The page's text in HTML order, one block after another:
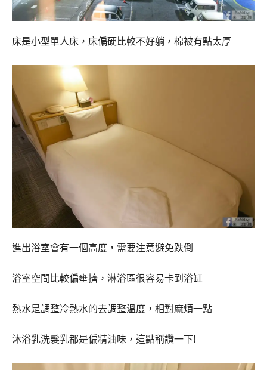
床是小型單人床，床偏硬比較不好躺，棉被有點太厚
進出浴室會有一個高度，需要注意避免跌倒
浴室空間比較偏壅擠，淋浴區很容易卡到浴缸
熱水是調整冷熱水的去調整溫度，相對麻煩一點
沐浴乳洗髮乳都是偏精油味，這點稱讚一下!